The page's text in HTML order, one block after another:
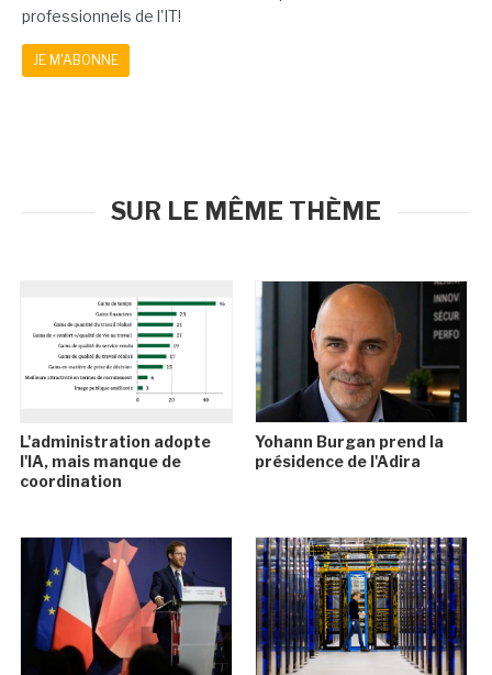
professionnels de l'IT!
JE M'ABONNE
SUR LE MÊME THÈME
L'administration adopte
l'IA, mais manque de
coordination
Yohann Burgan prend la
présidence de l'Adira